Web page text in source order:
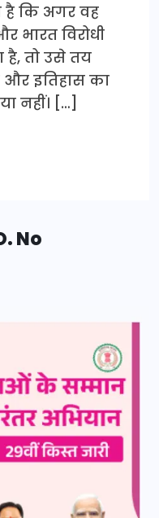
है कि अगर वह
भारत विरोधी
है, तो उसे तय
इतिहास का
नहीं। […]
No